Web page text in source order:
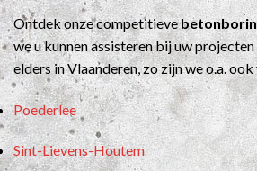
Ontdek onze competitieve
we u kunnen assisteren bij uw
elders in Vlaanderen, zo zijn we o.a.
Poederlee
Sint-Lievens-Houtem